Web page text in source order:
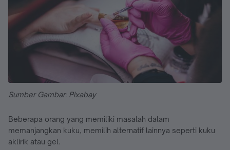
Sumber Gambar: Pixabay
Beberapa orang yang memiliki masalah dalam
memanjangkan kuku, memilih alternatif lainnya seperti kuku
aklirik atau gel.